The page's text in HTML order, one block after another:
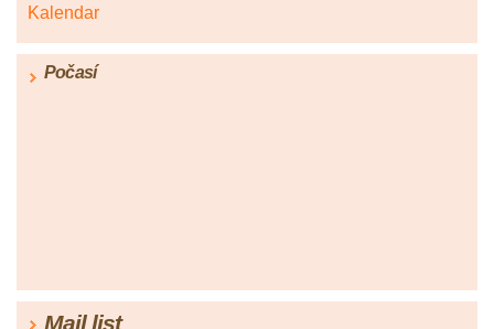
Kalendar
Počasí
Mail list